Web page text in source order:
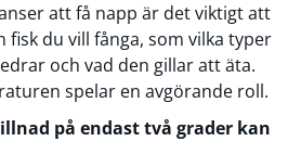
att få napp är det viktigt att
fisk du vill fånga, som vilka typer
och vad den gillar att äta.
spelar en avgörande roll.
på endast två grader kan